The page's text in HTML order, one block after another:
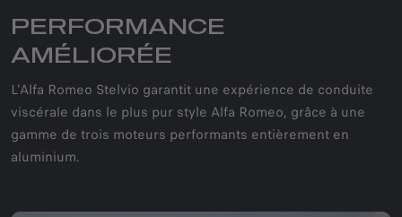
PERFORMANCE
AMÉLIORÉE
L'Alfa Romeo Stelvio garantit une expérience de conduite
viscérale dans le plus pur style Alfa Romeo, grâce à une
gamme de trois moteurs performants entièrement en
aluminium.